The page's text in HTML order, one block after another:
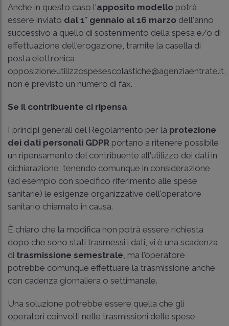
Anche in questo caso l'apposito modello potrà
essere inviato dal 1° gennaio al 16 marzo dell'anno
successivo a quello di sostenimento della spesa e/o di
effettuazione dell'erogazione, tramite la casella di
posta elettronica
opposizioneutilizzospesescolastiche@agenziaentrate.it,
non è previsto un numero di fax.
Se il contribuente ci ripensa
I principi generali del Regolamento per la protezione
dei dati personali GDPR portano a ritenere possibile
un ripensamento del contribuente all'utilizzo dei dati in
dichiarazione, tenendo comunque in considerazione
(ad esempio con specifico riferimento alle spese
sanitarie) le esigenze organizzative dell'operatore
sanitario chiamato in causa.
È chiaro che la modifica non potrà essere richiesta
dopo che sono stati trasmessi i dati, vi è una scadenza
di trasmissione semestrale , ma l'operatore
potrebbe comunque effettuare la trasmissione anche
con cadenza giornaliera o settimanale.
Una soluzione potrebbe essere quella che gli
operatori coinvolti nelle trasmissioni delle spese